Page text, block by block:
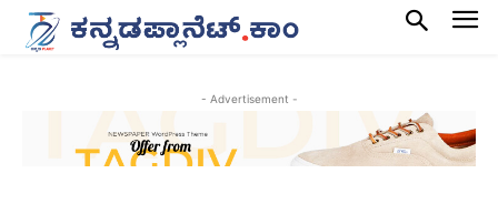
- Advertisement -